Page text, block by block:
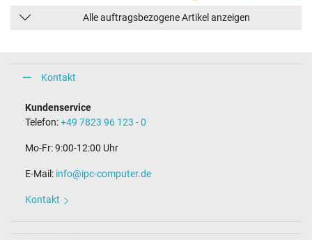
Alle auftragsbezogene Artikel anzeigen
Kontakt
Kundenservice
Telefon:+49 7823 96 123 - 0
Mo-Fr: 9:00-12:00 Uhr
E-Mail: info@ipc-computer.de
Kontakt